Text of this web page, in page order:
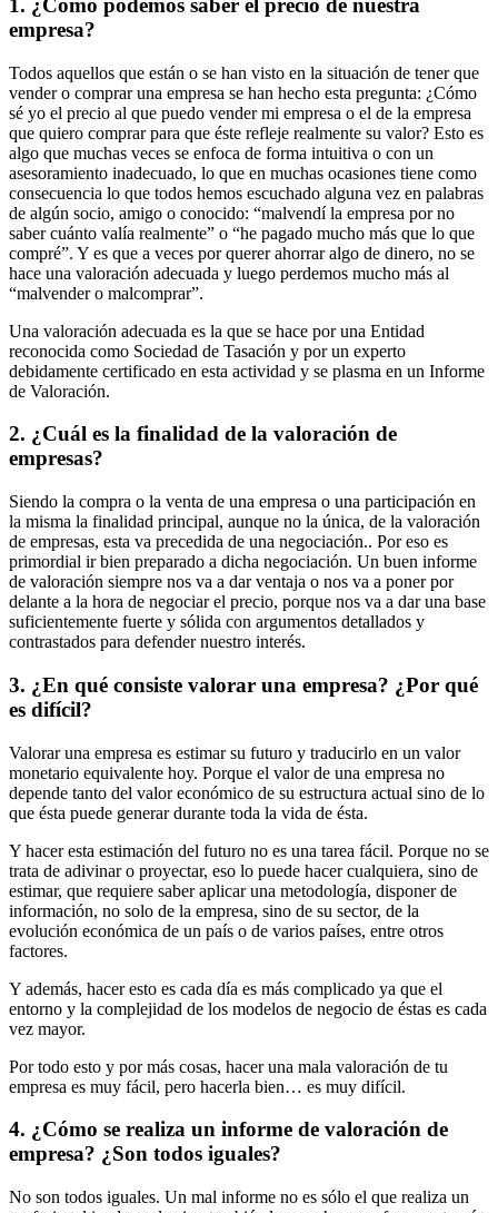
1. ¿Cómo podemos saber el precio de nuestra
empresa?
Todos aquellos que están o se han visto en la situación de tener que
vender o comprar una empresa se han hecho esta pregunta: ¿Cómo
sé yo el precio al que puedo vender mi empresa o el de la empresa
que quiero comprar para que éste refleje realmente su valor? Esto es
algo que muchas veces se enfoca de forma intuitiva o con un
asesoramiento inadecuado, lo que en muchas ocasiones tiene como
consecuencia lo que todos hemos escuchado alguna vez en palabras
de algún socio, amigo o conocido: “malvendí la empresa por no
saber cuánto valía realmente” o “he pagado mucho más que lo que
compré”. Y es que a veces por querer ahorrar algo de dinero, no se
hace una valoración adecuada y luego perdemos mucho más al
“malvender o malcomprar”.
Una valoración adecuada es la que se hace por una Entidad
reconocida como Sociedad de Tasación y por un experto
debidamente certificado en esta actividad y se plasma en un Informe
de Valoración.
2. ¿Cuál es la finalidad de la valoración de
empresas?
Siendo la compra o la venta de una empresa o una participación en
la misma la finalidad principal, aunque no la única, de la valoración
de empresas, esta va precedida de una negociación.. Por eso es
primordial ir bien preparado a dicha negociación. Un buen informe
de valoración siempre nos va a dar ventaja o nos va a poner por
delante a la hora de negociar el precio, porque nos va a dar una base
suficientemente fuerte y sólida con argumentos detallados y
contrastados para defender nuestro interés.
3. ¿En qué consiste valorar una empresa? ¿Por qué
es difícil?
Valorar una empresa es estimar su futuro y traducirlo en un valor
monetario equivalente hoy. Porque el valor de una empresa no
depende tanto del valor económico de su estructura actual sino de lo
que ésta puede generar durante toda la vida de ésta.
Y hacer esta estimación del futuro no es una tarea fácil. Porque no se
trata de adivinar o proyectar, eso lo puede hacer cualquiera, sino de
estimar, que requiere saber aplicar una metodología, disponer de
información, no solo de la empresa, sino de su sector, de la
evolución económica de un país o de varios países, entre otros
factores.
Y además, hacer esto es cada día es más complicado ya que el
entorno y la complejidad de los modelos de negocio de éstas es cada
vez mayor.
Por todo esto y por más cosas, hacer una mala valoración de tu
empresa es muy fácil, pero hacerla bien… es muy difícil.
4. ¿Cómo se realiza un informe de valoración de
empresa? ¿Son todos iguales?
No son todos iguales. Un mal informe no es sólo el que realiza un